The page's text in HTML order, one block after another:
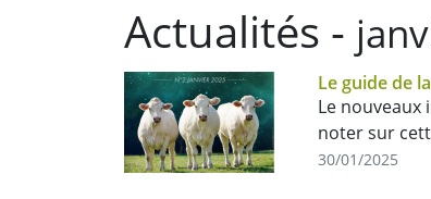
Actualités -
Le guide de
Le nouveaux
noter sur
30/01/2025